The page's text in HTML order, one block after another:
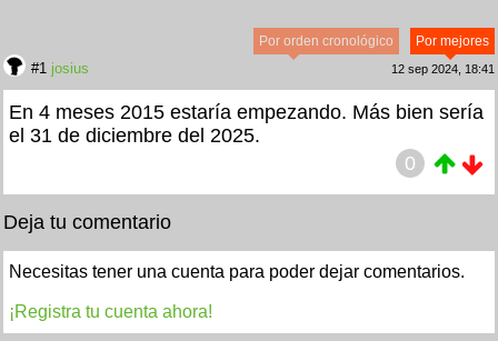
Por mejores
Por orden cronológico
#1 josius 12 sep 2024, 18:41
En 4 meses 2015 estaría empezando. Más bien sería
el 31 de diciembre del 2025.
0
Deja tu comentario
Necesitas tener una cuenta para poder dejar comentarios.
¡Registra tu cuenta ahora!